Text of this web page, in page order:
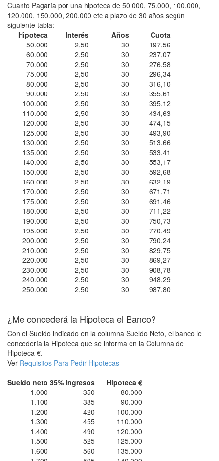
Cuanto Pagaría por una hipoteca de 50.000, 75.000, 100.000,
120.000, 150.000, 200.000 etc a plazo de 30 años según
siguiente tabla:
Hipoteca
Interés Años
Cuota
50.000
2,50 30
197,56
60.000
2,50 30
237,07
70.000
2,50 30
276,58
75.000
2,50 30
296,34
80.000
2,50 30
316,10
90.000
2,50 30
355,61
100.000
2,50 30
395,12
110.000
2,50 30
434,63
120.000
2,50 30
474,15
125.000
2,50 30
493,90
130.000
2,50 30
513,66
135.000
2,50 30
533,41
140.000
2,50 30
553,17
150.000
2,50 30
592,68
160.000
2,50 30
632,19
170.000
2,50 30
671,71
175.000
2,50 30
691,46
180.000
2,50 30
711,22
190.000
2,50 30
750,73
195.000
2,50 30
770,49
200.000
2,50 30
790,24
210.000
2,50 30
829,75
220.000
2,50 30
869,27
230.000
2,50 30
908,78
240.000
2,50 30
948,29
250.000
2,50 30 987,80
¿Me concederá la Hipoteca el Banco?
Con el Sueldo indicado en la columna Sueldo Neto, el banco le
concedería la Hipoteca que se informa en la Columna de
Hipoteca €.
Ver Requisitos Para Pedir Hipotecas
Sueldo neto 35% Ingresos
Hipoteca €
1.000
350
80.000
1.100
385
90.000
1.200
420
100.000
1.300
455
110.000
1.400
490
120.000
1.500
525
125.000
1.600
560
135.000